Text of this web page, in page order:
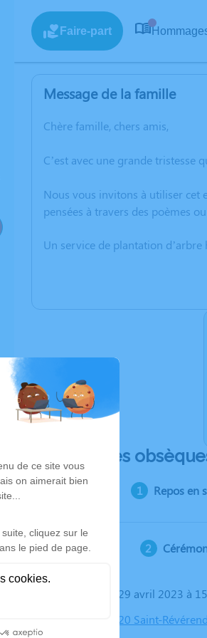
Faire-part
Message de la famille
Chère famille, chers amis,
C’est avec une grande tristesse
Nous vous invitons à utiliser cet
pensées à travers des poèmes
Un service de plantation d’arbre
Déroulé des
Repos en
Le samedi 29 avril 2023 à
Église, 85220 Saint-Révérend